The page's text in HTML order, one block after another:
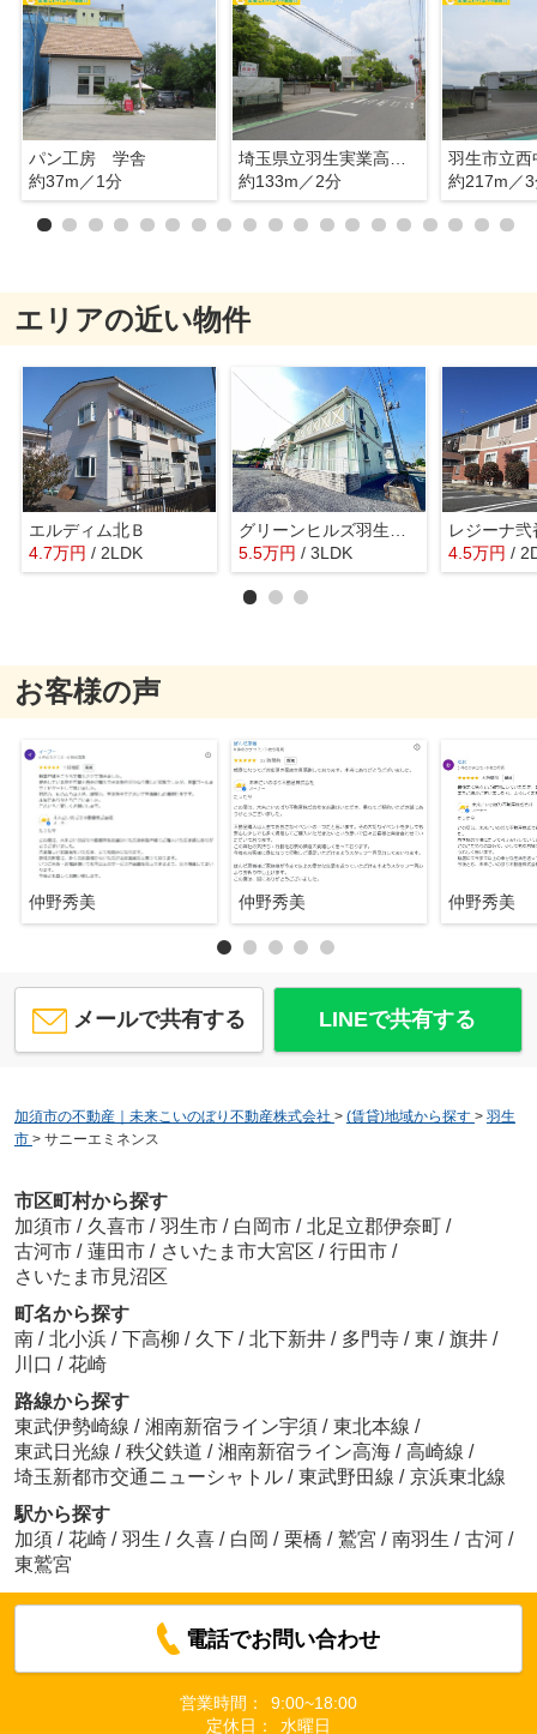
パン工房 学舎
約37m／1分
約133m／2分
羽生市立西
約217m／
エリアの近い物件
エルディム北Ｂ
4.7万円 / 2LDK
5.5万円 / 3LDK
レジーナ弐
4.5万円 /
お客様の声
仲野秀美 仲野秀美 仲野秀美
メールで共有する LINEで共有する
加須市の不動産｜未来こいのぼり不動産株式会社 > (賃貸)地域から探す > 羽生
市 > サニーエミネンス
市区町村から探す
加須市 / 久喜市 / 羽生市 / 白岡市 / 北足立郡伊奈町 /
古河市 / 蓮田市 / さいたま市大宮区 / 行田市 /
さいたま市見沼区
町名から探す
南 / 北小浜 / 下高柳 / 久下 / 北下新井 / 多門寺 / 東 / 旗井 /
川口 / 花崎
路線から探す
東武伊勢崎線 / 湘南新宿ライン宇須 / 東北本線 /
東武日光線 / 秩父鉄道 / 湘南新宿ライン高海 / 高崎線 /
埼玉新都市交通ニューシャトル / 東武野田線 / 京浜東北線
駅から探す
加須 / 花崎 / 羽生 / 久喜 / 白岡 / 栗橋 / 鷲宮 / 南羽生 / 古河 /
東鷲宮
電話でお問い合わせ
営業時間：
9:00~18:00
定休日：
水曜日